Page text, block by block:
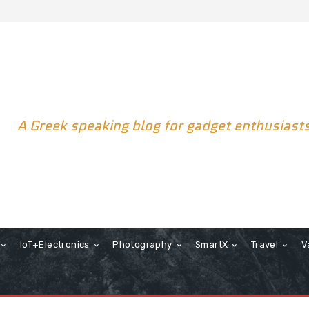
A Greek speaking blog for gadget
IoT+Electronics Photography SmartX Travel